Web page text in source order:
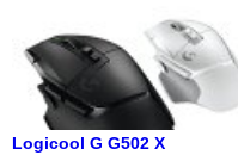
Logicool G G502 X